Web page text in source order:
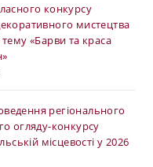
конкурсу
мистецтва
«Барви та краса
регіонального
огляду-конкурсу
місцевості у 2026